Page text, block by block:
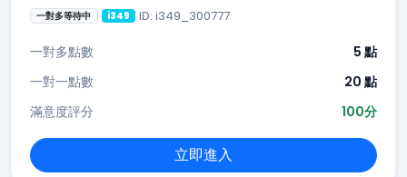
一對多等待中 i349 ID: i349_300777
一對多點數
5 點
一對一點數
20 點
滿意度評分
100分
立即進入